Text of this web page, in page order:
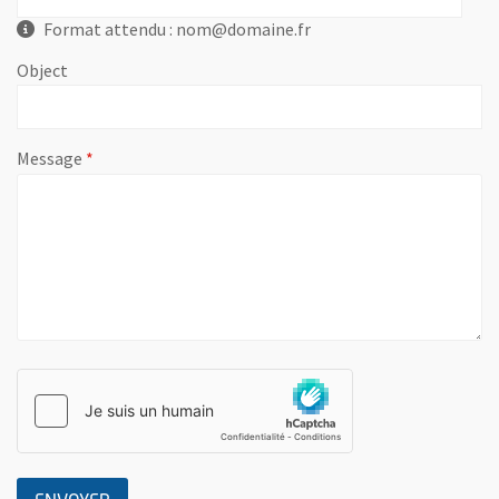
Format attendu : nom@domaine.fr
Object
Message , champ obligatoire